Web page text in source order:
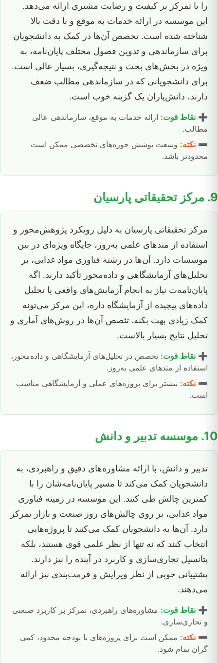
را با تمرکز بر کیفیت و رضایت مشتری ارائه می‌دهد.
این موسسه در ارائه خدمات به موقع و با دقت بالا
شناخته شده است. تخصص آن‌ها در کمک به دانشجویان
برای سازماندهی و تدوین فصول مختلف پایان‌نامه، به
ویژه در بخش‌های بحث و نتیجه‌گیری، بسیار عالی است.
برای دانشجویانی که در سازماندهی مطالب ضعف
دارند، دانش‌یاران یک گزینه خوب است.
➕ نقاط قوت: ارائه خدمات به موقع، سازماندهی عالی
مطالب.
➖ نکته: وسعت پوشش حوزه‌های تخصصی ممکن است
محدودتر باشد.
9. مرکز تحقیقاتی پارسیان
مرکز تحقیقاتی پارسیان به دلیل رویکرد پژوهش‌محور و
استفاده از متدهای علمی به‌روز، جایگاه ویژه‌ای در بین
موسسات دارد. آن‌ها در رشته فناوری مواد غذایی، بر
تحلیل‌های آزمایشگاهی و داده‌محور تأکید دارند. اگه
پایان‌نامه‌ت نیاز به انجام آزمایش‌های واقعی یا تحلیل
داده‌های پیچیده از آزمایشگاه داره، این مرکز می‌تونه
کمک زیادی بهت بکنه. تئصص آن‌ها در روش‌های آماری و
تحلیل نتایج بسیار بالاست.
➕ نقاط قوت: تخصص در تحلیل‌های آزمایشگاهی و داده‌محور،
استفاده از متدهای علمی به‌روز.
➖ نکته: بیشتر برای پروژه‌های عملی و آزمایشگاهی مناسب
است.
10. موسسه تدبیر و دانش
تدبیر و دانش، با ارائه مشاوره‌های دقیق و راهبردی، به
دانشجویان کمک می‌کند تا مسیر پایان‌نامه‌شان را با
کمترین چالش طی کنند. این موسسه در زمینه فناوری
مواد غذایی، بر روی چالش‌های روز صنعت و بازار تمرکز
دارد. آن‌ها به دانشجویان کمک می‌کنند تا پروژه‌هایی
انتخاب کنند که نه تنها از نظر علمی قوی هستند، بلکه
پتانسیل تجاری‌سازی و کاربرد در آینده را نیز دارند.
پشتیبانی خوبی از نظر ویرایش و فرمت‌بندی نیز ارائه
می‌دهند.
➕ نقاط قوت: مشاوره‌های راهبردی، تمرکز بر کاربرد صنعتی
و تجاری‌سازی.
➖ نکته: ممکن است برای پروژه‌های با بودجه محدود، کمی
گران تمام شود.